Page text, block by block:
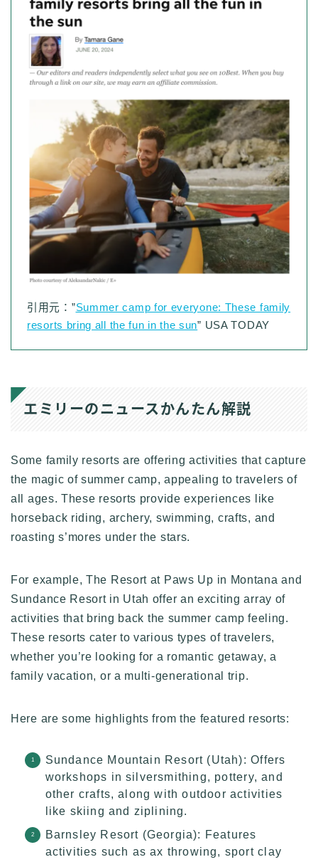
引用元：”Summer camp for everyone: These family
resorts bring all the fun in the sun” USA TODAY
エミリーのニュースかんたん解説
Some family resorts are offering activities that capture
the magic of summer camp, appealing to travelers of
all ages. These resorts provide experiences like
horseback riding, archery, swimming, crafts, and
roasting s’mores under the stars.
For example, The Resort at Paws Up in Montana and
Sundance Resort in Utah offer an exciting array of
activities that bring back the summer camp feeling.
These resorts cater to various types of travelers,
whether you’re looking for a romantic getaway, a
family vacation, or a multi-generational trip.
Here are some highlights from the featured resorts:
Sundance Mountain Resort (Utah): Offers
workshops in silversmithing, pottery, and
other crafts, along with outdoor activities
like skiing and ziplining.
Barnsley Resort (Georgia): Features
activities such as ax throwing, sport clay